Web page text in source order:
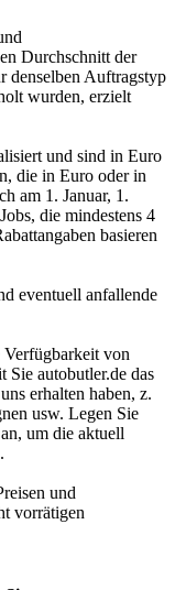
Durchschnitt der
denselben Auftragstyp
wurden, erzielt
und sind in Euro
die in Euro oder in
am 1. Januar, 1.
die mindestens 4
basieren
eventuell anfallende
Verfügbarkeit von
Sie autobutler.de das
erhalten haben, z.
usw. Legen Sie
um die aktuell
und
vorrätigen